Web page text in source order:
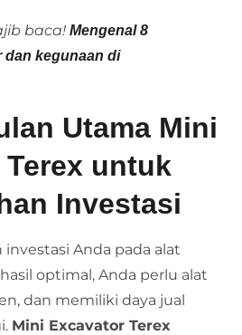
baca! Mengenal 8
dan kegunaan di
Utama Mini
untuk
Investasi
Anda pada alat
optimal, Anda perlu alat
dan memiliki daya jual
Mini Excavator Terex